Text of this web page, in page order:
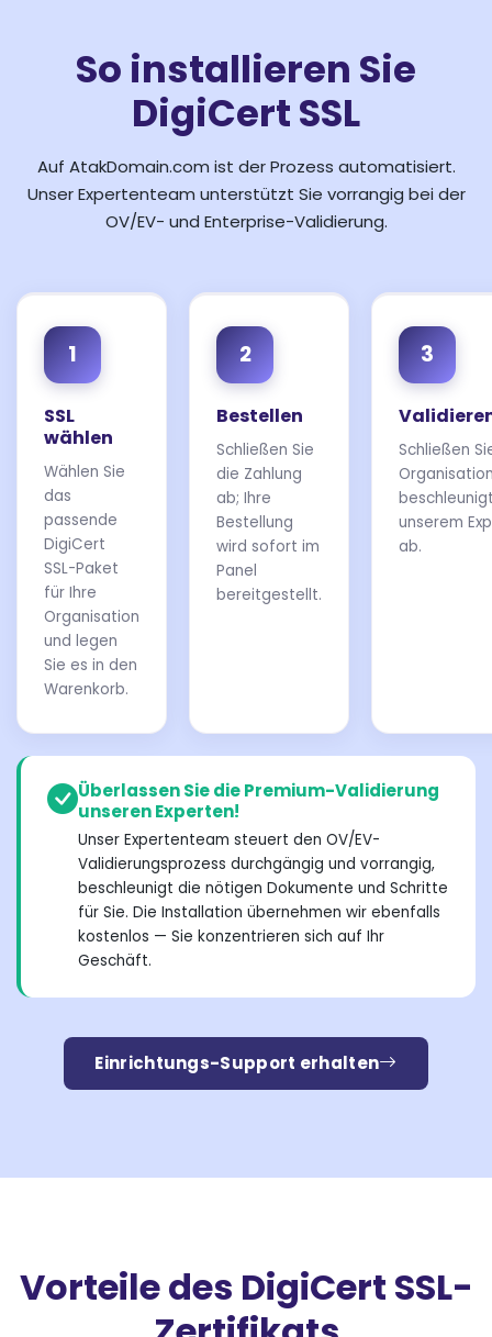
So installieren Sie
DigiCert SSL
Auf AtakDomain.com ist der Prozess automatisiert.
Unser Expertenteam unterstützt Sie vorrangig bei der
OV/EV- und Enterprise-Validierung.
1
SSL
wählen
Wählen Sie
das
passende
DigiCert
SSL-Paket
für Ihre
Organisation
und legen
Sie es in den
Warenkorb.
2
Bestellen
Schließen Sie
die Zahlung
ab; Ihre
Bestellung
wird sofort im
Panel
bereitgestellt.
3
Schließen
unserem
ab.
Überlassen Sie die Premium-Validierung
unseren Experten!
Unser Expertenteam steuert den OV/EV-
Validierungsprozess durchgängig und vorrangig,
beschleunigt die nötigen Dokumente und Schritte
für Sie. Die Installation übernehmen wir ebenfalls
kostenlos — Sie konzentrieren sich auf Ihr
Geschäft.
Einrichtungs-Support erhalten
Vorteile des DigiCert SSL-